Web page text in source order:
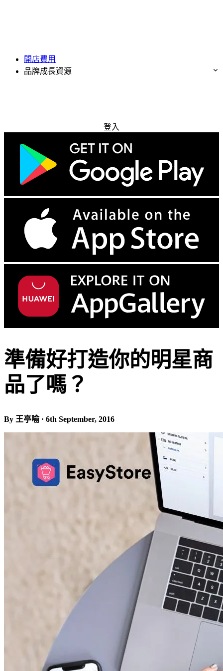
開店費用
品牌成長資源
登入
準備好打造你的明星商
品了嗎？
By 王亭喻 · 6th September, 2016